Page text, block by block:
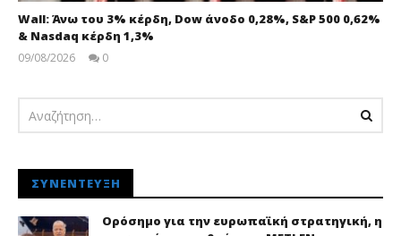
Wall: Άνω του 3% κέρδη, Dow άνοδο 0,28%, S&P 500 0,62%
& Nasdaq κέρδη 1,3%
09/08/2026
0
ΣΥΝΈΝΤΕΥΞΗ
Ορόσημο για την ευρωπαϊκή στρατηγική, η